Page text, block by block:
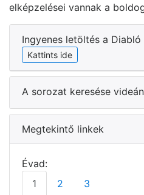
elképzelései vannak a
Ingyenes letöltés a
Kattints ide
A sorozat keresése videán
Megtekintő linkek
Évad:
1
2
3